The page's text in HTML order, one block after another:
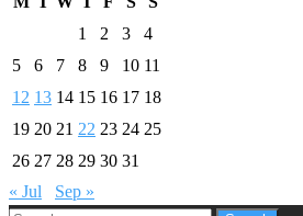
1
2 3
4
5
6 7 8 9 10 11
12 13 14 15 16 17 18
19 20 21 22 23 24 25
26 27 28 29 30 31
« Jul
Sep »